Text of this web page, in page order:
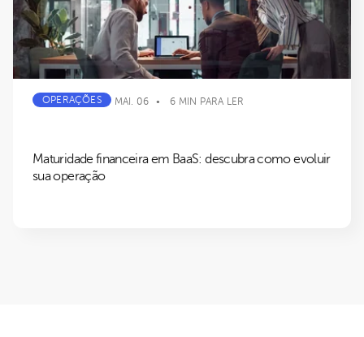
OPERAÇÕES MAI. 06 6 MIN PARA LER
Maturidade financeira em BaaS: descubra como evoluir
sua operação